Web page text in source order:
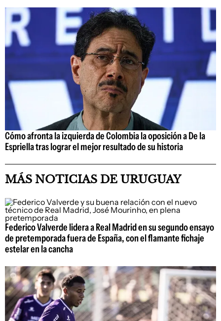
Cómo afronta la izquierda de Colombia la oposición a De la
Espriella tras lograr el mejor resultado de su historia
MÁS NOTICIAS DE URUGUAY
Federico Valverde lidera a Real Madrid en su segundo ensayo
de pretemporada fuera de España, con el flamante fichaje
estelar en la cancha